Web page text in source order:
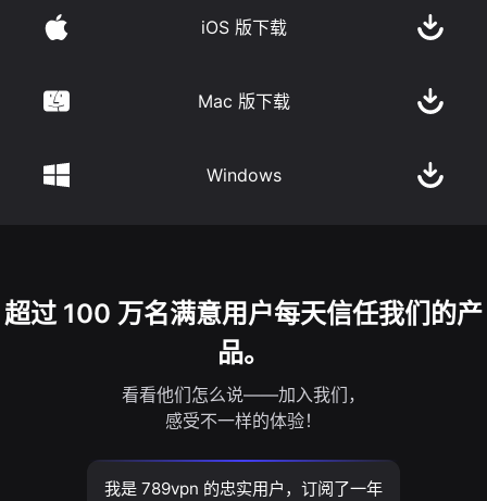
iOS 版下载
Mac 版下载
Windows
超过 100 万名满意用户每天信任我们的产
品。
看看他们怎么说——加入我们，
感受不一样的体验！
我是 789vpn 的忠实用户，订阅了一年